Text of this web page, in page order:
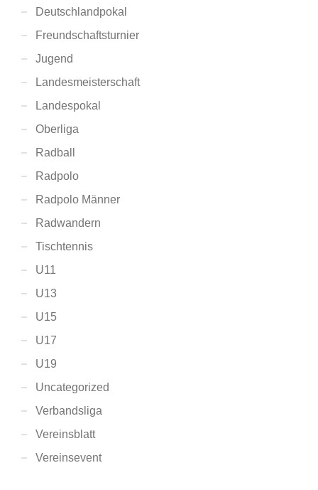
Deutschlandpokal
Freundschaftsturnier
Jugend
Landesmeisterschaft
Landespokal
Oberliga
Radball
Radpolo
Radpolo Männer
Radwandern
Tischtennis
U11
U13
U15
U17
U19
Uncategorized
Verbandsliga
Vereinsblatt
Vereinsevent